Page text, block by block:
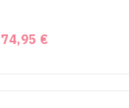
74,95 €